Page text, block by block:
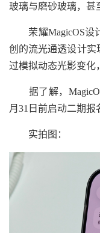
玻璃与磨砂玻璃，甚
荣耀MagicOS设
创的流光通透设计实
过模拟动态光影变化
据了解，
月31日前启动二期报
实拍图：